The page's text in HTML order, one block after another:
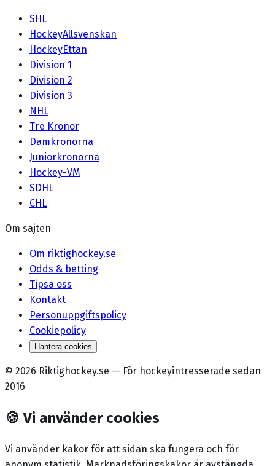
SHL
HockeyAllsvenskan
HockeyEttan
Division 1
Division 2
Division 3
NHL
Tre Kronor
Damkronorna
Juniorkronorna
Hockey-VM
SDHL
CHL
Om sajten
Om riktighockey.se
Odds & betting
Tipsa oss
Kontakt
Personuppgiftspolicy
Cookiepolicy
Hantera cookies
© 2026 Riktighockey.se — För hockeyintresserade sedan
2016
🍪 Vi använder cookies
Vi använder kakor för att sidan ska fungera och för